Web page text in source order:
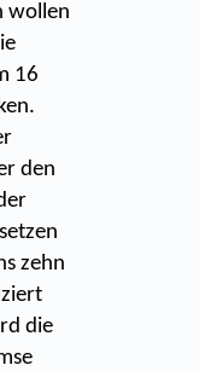
wollen
16
den
zehn
die